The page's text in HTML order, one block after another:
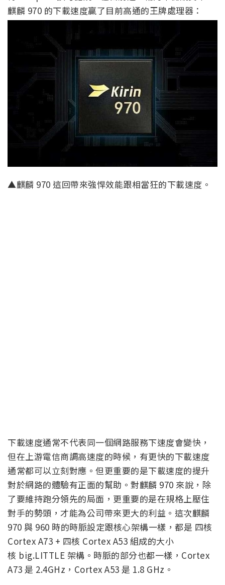
麒麟 970 的下載速度贏了目前高通的王牌處理器：
▲麒麟 970 這回帶來強悍效能跟相當狂的下載速度。
下載速度通常不代表同一個網路服務下速度會變快，
但在上游電信商調高速度的時候，有更快的下載速度
通常都可以立刻對應。但更重要的是下載速度的提升
對於網路的體驗有正面的幫助。對麒麟 970 來說，除
了要維持跑分領先的局面，更重要的是在規格上壓住
對手的勢頭，才能為公司帶來更大的利益。這次麒麟
970 與 960 時的時脈設定跟核心架構一樣，都是 四核
Cortex A73 + 四核 Cortex A53 組成的大小
核 big.LITTLE 架構。時脈的部分也都一樣，Cortex
A73 是 2.4GHz，Cortex A53 是 1.8 GHz。